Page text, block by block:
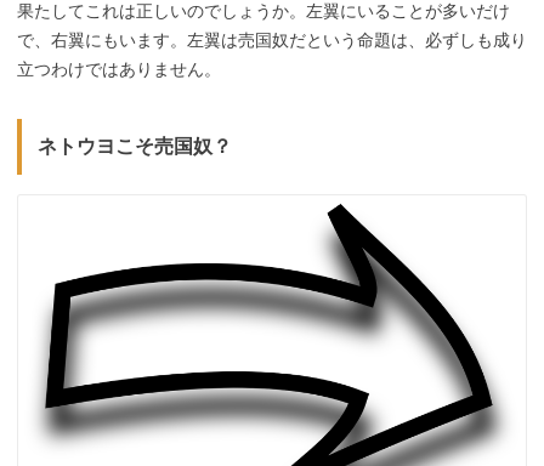
果たしてこれは正しいのでしょうか。左翼にいることが多いだけ
で、右翼にもいます。左翼は売国奴だという命題は、必ずしも成り
立つわけではありません。
ネトウヨこそ売国奴？